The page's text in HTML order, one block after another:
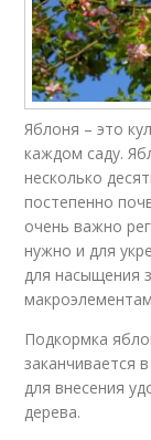
Яблоня – это
каждом саду.
несколько
постепенно
очень важно
нужно и для
для насыщения
Подкормка
заканчивается
для внесения
дерева.